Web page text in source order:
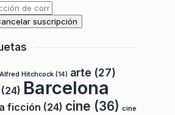
Alfred Hitchcock (14) arte (27)
(24) Barcelona
ficción (24) cine (36) cine